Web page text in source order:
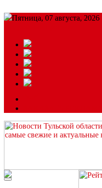
Пятница, 07 августа, 2026
Читайте последние новости
“ЗаНовомосковск”